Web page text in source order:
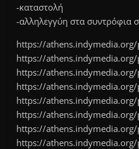
-καταστολή
-αλληλεγγύη στα συντρόφια
https://
https://
https://
https://
https://
https://
https://
https://